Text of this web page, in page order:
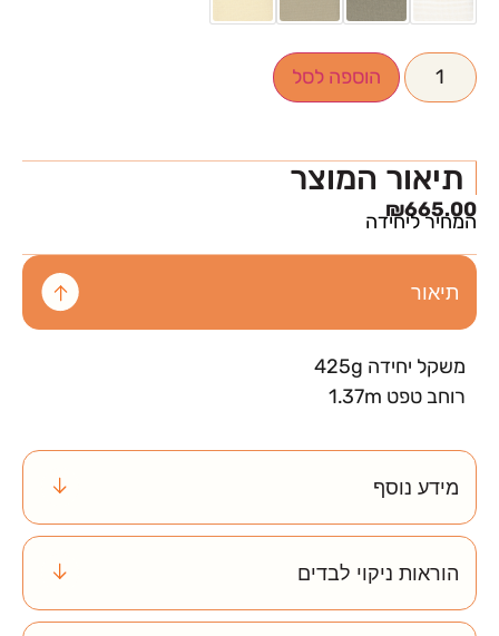
הוספה לסל
תיאור המוצר
₪665.00
המחיר ליחידה
תיאור
משקל יחידה 425g
רוחב טפט 1.37m
מידע נוסף
הוראות ניקוי לבדים